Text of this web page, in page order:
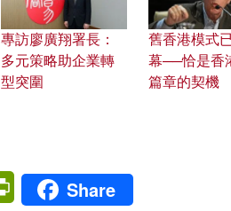
專訪廖廣翔署長：
多元策略助企業轉
型突圍
舊香港模式
幕──恰是香
篇章的契機
PrintFriendly
Share